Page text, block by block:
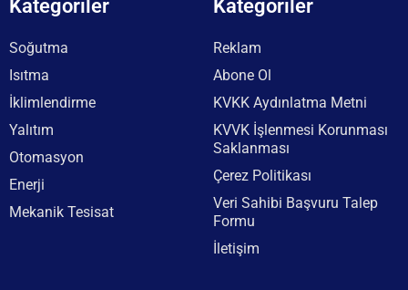
Kategoriler
Soğutma
Isıtma
İklimlendirme
Yalıtım
Otomasyon
Enerji
Mekanik Tesisat
Kategoriler
Reklam
Abone Ol
KVKK Aydınlatma Metni
KVVK İşlenmesi Korunması
Saklanması
Çerez Politikası
Veri Sahibi Başvuru Talep
Formu
İletişim